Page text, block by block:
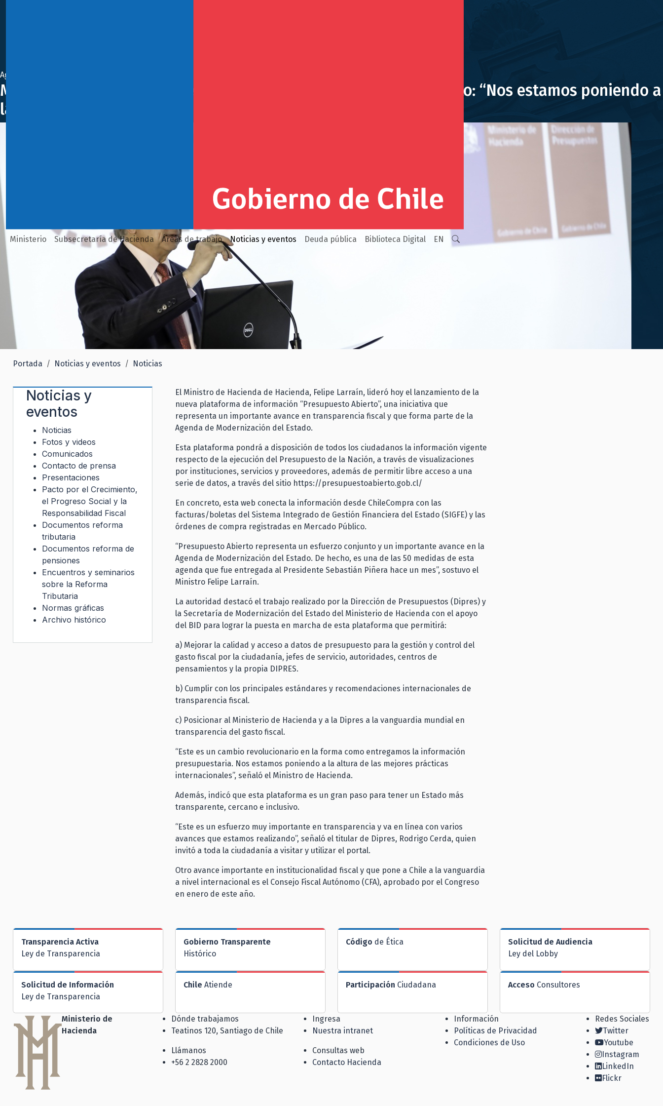
Ministerio Subsecretaría de Hacienda Áreas de trabajo Noticias y eventos Deuda pública Biblioteca Digital EN
Agosto 28, 2019
Ministro de Hacienda sobre nueva plataforma Presupuesto Abierto: “Nos estamos poniendo a
la altura de las mejores prácticas internacionales”
Portada Noticias y eventos Noticias
El Ministro de Hacienda de Hacienda, Felipe Larraín, lideró hoy el lanzamiento de la
nueva plataforma de información “Presupuesto Abierto”, una iniciativa que
representa un importante avance en transparencia fiscal y que forma parte de la
Agenda de Modernización del Estado.
Esta plataforma pondrá a disposición de todos los ciudadanos la información vigente
respecto de la ejecución del Presupuesto de la Nación, a través de visualizaciones
por instituciones, servicios y proveedores, además de permitir libre acceso a una
serie de datos, a través del sitio https://presupuestoabierto.gob.cl/
En concreto, esta web conecta la información desde ChileCompra con las
facturas/boletas del Sistema Integrado de Gestión Financiera del Estado (SIGFE) y las
órdenes de compra registradas en Mercado Público.
“Presupuesto Abierto representa un esfuerzo conjunto y un importante avance en la
Agenda de Modernización del Estado. De hecho, es una de las 50 medidas de esta
agenda que fue entregada al Presidente Sebastián Piñera hace un mes”, sostuvo el
Ministro Felipe Larraín.
La autoridad destacó el trabajo realizado por la Dirección de Presupuestos (Dipres) y
la Secretaría de Modernización del Estado del Ministerio de Hacienda con el apoyo
del BID para lograr la puesta en marcha de esta plataforma que permitirá:
a) Mejorar la calidad y acceso a datos de presupuesto para la gestión y control del
gasto fiscal por la ciudadanía, jefes de servicio, autoridades, centros de
pensamientos y la propia DIPRES.
b) Cumplir con los principales estándares y recomendaciones internacionales de
transparencia fiscal.
c) Posicionar al Ministerio de Hacienda y a la Dipres a la vanguardia mundial en
transparencia del gasto fiscal.
“Este es un cambio revolucionario en la forma como entregamos la información
presupuestaria. Nos estamos poniendo a la altura de las mejores prácticas
internacionales”, señaló el Ministro de Hacienda.
Además, indicó que esta plataforma es un gran paso para tener un Estado más
transparente, cercano e inclusivo.
“Este es un esfuerzo muy importante en transparencia y va en línea con varios
avances que estamos realizando”, señaló el titular de Dipres, Rodrigo Cerda, quien
invitó a toda la ciudadanía a visitar y utilizar el portal.
Otro avance importante en institucionalidad fiscal y que pone a Chile a la vanguardia
a nivel internacional es el Consejo Fiscal Autónomo (CFA), aprobado por el Congreso
en enero de este año.
Noticias y
eventos
Noticias
Fotos y videos
Comunicados
Contacto de prensa
Presentaciones
Pacto por el Crecimiento,
el Progreso Social y la
Responsabilidad Fiscal
Documentos reforma
tributaria
Documentos reforma de
pensiones
Encuentros y seminarios
sobre la Reforma
Tributaria
Normas gráficas
Archivo histórico
Transparencia Activa
Ley de Transparencia
Gobierno Transparente
Histórico
Código de Ética
Solicitud de Audiencia
Ley del Lobby
Solicitud de Información
Ley de Transparencia
Chile Atiende Participación Ciudadana Acceso Consultores
Ministerio de
Hacienda
Dónde trabajamos
Teatinos 120, Santiago de Chile
Llámanos
+56 2 2828 2000
Ingresa
Nuestra intranet
Consultas web
Contacto Hacienda
Información
Políticas de Privacidad
Condiciones de Uso
Redes Sociales
Twitter
Youtube
Instagram
LinkedIn
Flickr